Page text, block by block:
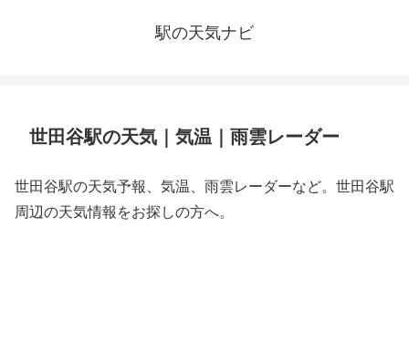
駅の天気ナビ
世田谷駅の天気｜気温｜雨雲レーダー
世田谷駅の天気予報、気温、雨雲レーダーなど。世田谷駅
周辺の天気情報をお探しの方へ。